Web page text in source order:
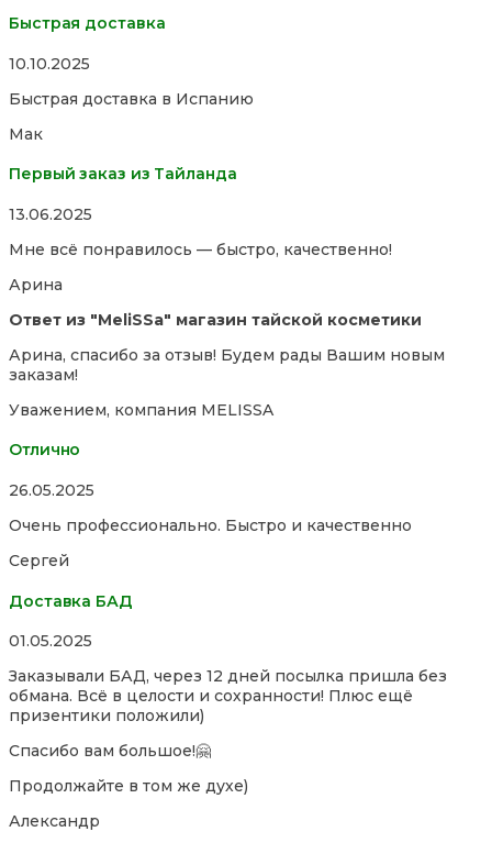
Быстрая доставка
Rated
out
5
10.10.2025
Быстрая доставка в Испанию
Мак
Первый заказ из Тайланда
Rated
out
5
13.06.2025
Мне всё понравилось — быстро, качественно!
Арина
Ответ из "MeliSSa" магазин тайской косметики
Арина, спасибо за отзыв! Будем рады Вашим новым
заказам!
Уважением, компания MELISSA
Отлично
Rated
out
5
26.05.2025
Очень профессионально. Быстро и качественно
Сергей
Доставка БАД
Rated
out
of
5
01.05.2025
Заказывали БАД, через 12 дней посылка пришла без
обмана. Всё в целости и сохранности! Плюс ещё
призентики положили)
Спасибо вам большое!🤗
Продолжайте в том же духе)
Александр